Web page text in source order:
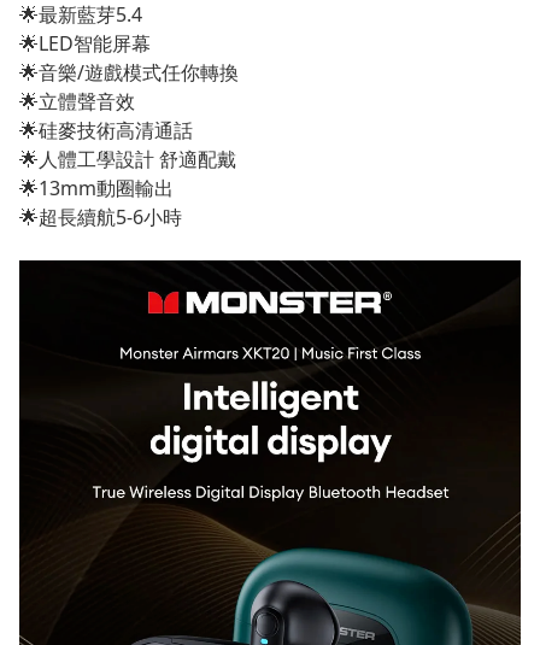
🌟最新藍芽5.4
🌟LED智能屏幕
🌟音樂/遊戲模式任你轉換
🌟立體聲音效
🌟硅麥技術高清通話
🌟人體工學設計 舒適配戴
🌟13mm動圈輸出
🌟超長續航5-6小時